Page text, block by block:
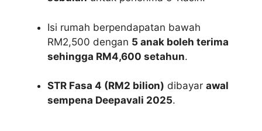
Isi rumah berpendapatan bawah
RM2,500 dengan 5 anak boleh terima
sehingga RM4,600 setahun.
STR Fasa 4 (RM2 bilion) dibayar awal
sempena Deepavali 2025.